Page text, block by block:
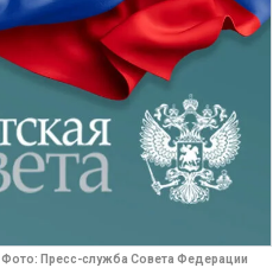
Фото: Пресс-служба Совета Федерации